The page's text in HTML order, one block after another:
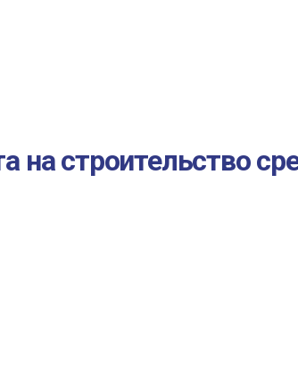
на строительство